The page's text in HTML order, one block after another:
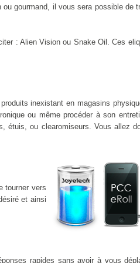
gourmand, il vous sera possible de
: Alien Vision ou Snake Oil. Ces
inexistant en magasins
ou même procéder à son
étuis, ou clearomiseurs. Vous allez
tourner vers
et ainsi
rapides sans avoir à vous